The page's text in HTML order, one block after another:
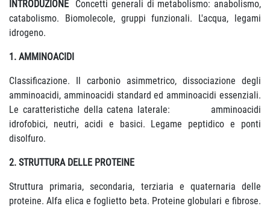
INTRODUZIONE
Concetti generali di metabolismo: anabolismo,
catabolismo. Biomolecole, gruppi funzionali. L'acqua, legami
idrogeno.
1. AMMINOACIDI
Classificazione. Il carbonio asimmetrico, dissociazione degli
amminoacidi, amminoacidi standard ed amminoacidi essenziali.
Le caratteristiche della catena laterale: amminoacidi
idrofobici, neutri, acidi e basici. Legame peptidico e ponti
disolfuro.
2. STRUTTURA DELLE PROTEINE
Struttura primaria, secondaria, terziaria e quaternaria delle
proteine. Alfa elica e foglietto beta. Proteine globulari e fibrose.